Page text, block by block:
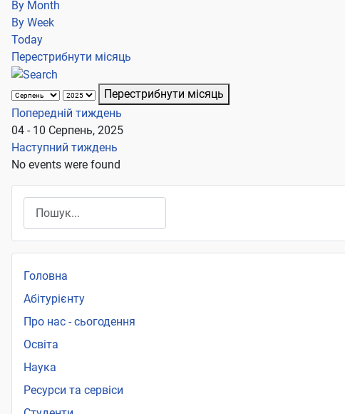
By Month
By Week
Today
Перестрибнути місяць
Перестрибнути місяць
Попередній тиждень
04 - 10 Серпень, 2025
Наступний тиждень
No events were found
Головна
Абітурієнту
Про нас - сьогодення
Освіта
Наука
Ресурси та сервіси